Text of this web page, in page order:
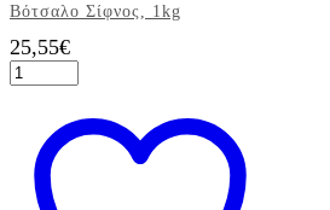
Βότσαλο Σίφνος, 1kg
25,55€
Χατζηγιαννάκη
Κουφέτο
Σίφνος,
1kg
ποσότητα